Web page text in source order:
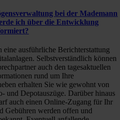
bei der Mademann
ich über die Entwicklung
ausführliche Berichterstattung
Selbstverständlich können
auch den tagesaktuellen
rund um Ihre
erhalten Sie wie gewohnt von
und Depotauszüge. Darüber hinaus
auch einen Online-Zugang für Ihr
Gebühren werden offen und